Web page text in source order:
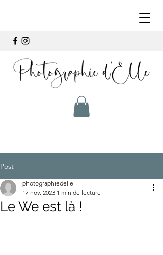
Post
Le We est là !
photographiedelle
17 nov. 2023 1 min de lecture